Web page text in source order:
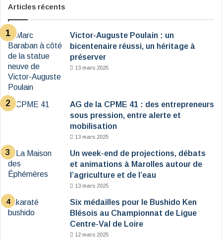
Articles récents
Victor-Auguste Poulain : un
bicentenaire réussi, un héritage à
préserver
13 mars 2025
AG de la CPME 41 : des entrepreneurs
sous pression, entre alerte et
mobilisation
13 mars 2025
Un week-end de projections, débats
et animations à Marolles autour de
l’agriculture et de l’eau
13 mars 2025
Six médailles pour le Bushido Ken
Blésois au Championnat de Ligue
Centre-Val de Loire
12 mars 2025